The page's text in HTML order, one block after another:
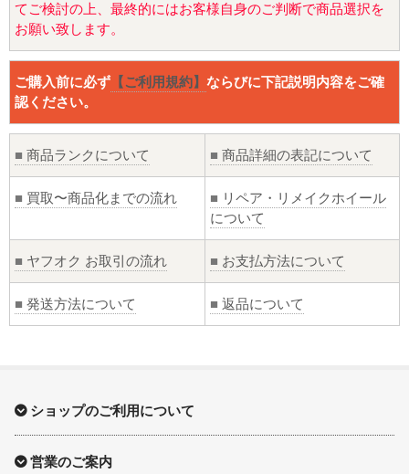
てご検討の上、最終的にはお客様自身のご判断で商品選択を
お願い致します。
ご購入前に必ず 【ご利用規約】 ならびに下記説明内容をご確
認ください。
■ 商品ランクについて ■ 商品詳細の表記について
■ 買取〜商品化までの流れ ■ リペア・リメイクホイール
について
■ ヤフオク お取引の流れ ■ お支払方法について
■ 発送方法について ■ 返品について
ショップのご利用について
営業のご案内